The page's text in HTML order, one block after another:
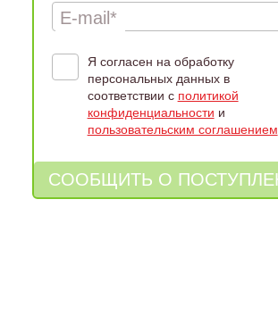
E-mail*
Я согласен на обработку
персональных данных в
соответствии с политикой
конфиденциальности и
пользовательским соглашением